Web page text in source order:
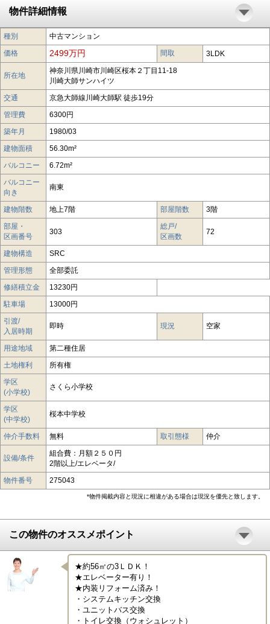
物件詳細情報
種別
中古マンション
価格
2499万円 間取 3LDK
所在地
神奈川県川崎市川崎区桜本２丁目11-18
川崎大師サンハイツ
交通
京急大師線川崎大師駅 徒歩19分
管理費
6300円
築年月
1980/03
建物面積
56.30m²
バルコニー
6.72m²
バルコニー
向き
南東
建物階数 地上7階 部屋階数
3階
部屋・
区画番号
303
総戸/
区画数
72
建物構造
SRC
管理形態
全部委託
修繕積立金
13230円
駐車場
13000円
引渡/
入居時期
即時 現況 空家
用途地域
第二種住居
土地権利
所有権
学区
(小学校)
さくら小学校
学区
(中学校)
桜本中学校
仲介手数料 無料 取引態様 仲介
設備/条件
組合費：月額２５０円
2階以上/エレベータ/
物件番号
275043
*物件掲載内容と現況に相違がある場合は現況を優先と致します。
この物件のオススメポイント
★約56㎡の3ＬＤＫ！
★エレベーター有り！
★内装リフォーム済み！
・システムキッチン交換
・ユニットバス交換
・トイレ交換（ウォシュレット）